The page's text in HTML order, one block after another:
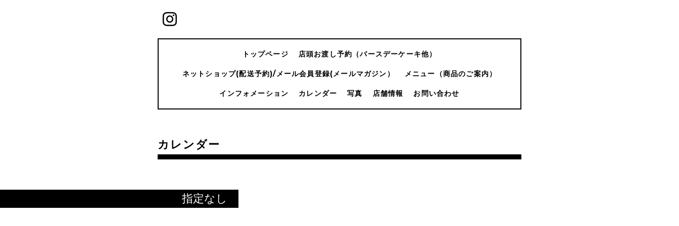
トップページ 店頭お渡し予約（バースデーケーキ他）
ネットショップ(配送予約)/メール会員登録(メールマガジン） メニュー（商品のご案内）
インフォメーション カレンダー 写真 店舗情報 お問い合わせ
カレンダー
指定なし